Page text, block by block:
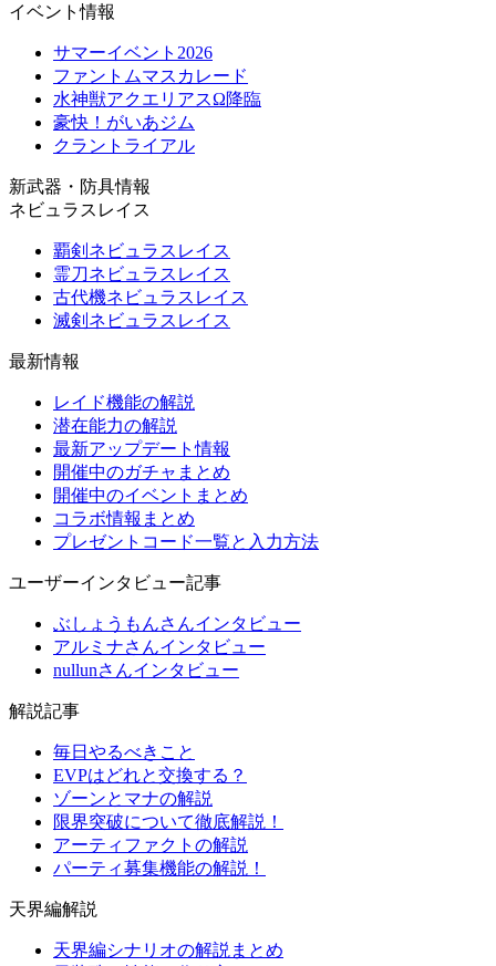
イベント情報
サマーイベント2026
ファントムマスカレード
水神獣アクエリアスΩ降臨
豪快！がいあジム
クラントライアル
新武器・防具情報
ネビュラスレイス
覇剣ネビュラスレイス
霊刀ネビュラスレイス
古代機ネビュラスレイス
滅剣ネビュラスレイス
最新情報
レイド機能の解説
潜在能力の解説
最新アップデート情報
開催中のガチャまとめ
開催中のイベントまとめ
コラボ情報まとめ
プレゼントコード一覧と入力方法
ユーザーインタビュー記事
ぶしょうもんさんインタビュー
アルミナさんインタビュー
nullunさんインタビュー
解説記事
毎日やるべきこと
EVPはどれと交換する？
ゾーンとマナの解説
限界突破について徹底解説！
アーティファクトの解説
パーティ募集機能の解説！
天界編解説
天界編シナリオの解説まとめ